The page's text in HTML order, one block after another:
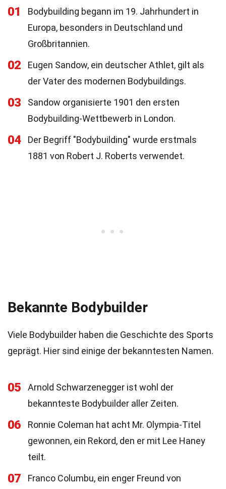
01
Bodybuilding begann im 19. Jahrhundert in
Europa, besonders in Deutschland und
Großbritannien.
02
Eugen Sandow, ein deutscher Athlet, gilt als
der Vater des modernen Bodybuildings.
03
Sandow organisierte 1901 den ersten
Bodybuilding-Wettbewerb in London.
04
Der Begriff "Bodybuilding" wurde erstmals
1881 von Robert J. Roberts verwendet.
Bekannte Bodybuilder
Viele Bodybuilder haben die Geschichte des Sports
geprägt. Hier sind einige der bekanntesten Namen.
05
Arnold Schwarzenegger ist wohl der
bekannteste Bodybuilder aller Zeiten.
06
Ronnie Coleman hat acht Mr. Olympia-Titel
gewonnen, ein Rekord, den er mit Lee Haney
teilt.
07
Franco Columbu, ein enger Freund von